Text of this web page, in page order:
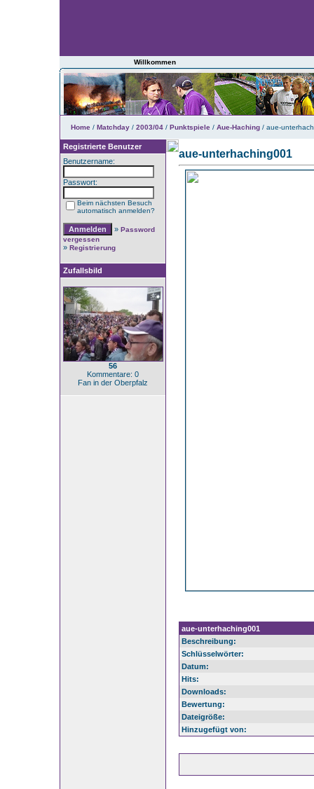
Willkommen
Home / Matchday / 2003/04 / Punktspiele / Aue-Haching / aue-
Registrierte Benutzer
Benutzername:
Passwort:
Beim nächsten Besuch
automatisch anmelden?
» Password
vergessen
» Registrierung
Zufallsbild
56
Kommentare: 0
Fan in der Oberpfalz
aue-unterhaching001
aue-unterhaching001
Beschreibung:
Schlüsselwörter:
Datum:
Hits:
Downloads:
Bewertung:
Dateigröße:
Hinzugefügt von: